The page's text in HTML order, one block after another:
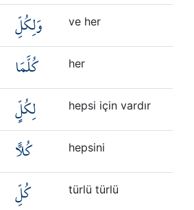
وَلِكُلِّ ve her
كُلَّمَا her
لِكُلٍّ hepsi için vardır
كُلًّا hepsini
كُلِّ türlü türlü